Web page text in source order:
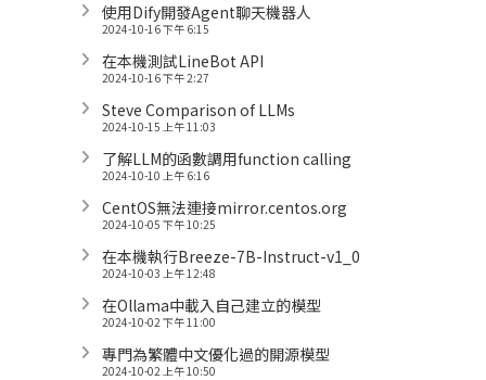
使用Dify開發Agent聊天機器人
2024-10-16 下午 6:15
在本機測試LineBot API
2024-10-16 下午 2:27
Steve Comparison of LLMs
2024-10-15 上午 11:03
了解LLM的函數調用function calling
2024-10-10 上午 6:16
CentOS無法連接mirror.centos.org
2024-10-05 下午 10:25
在本機執行Breeze-7B-Instruct-v1_0
2024-10-03 上午 12:48
在Ollama中載入自己建立的模型
2024-10-02 下午 11:00
專門為繁體中文優化過的開源模型
2024-10-02 上午 10:50